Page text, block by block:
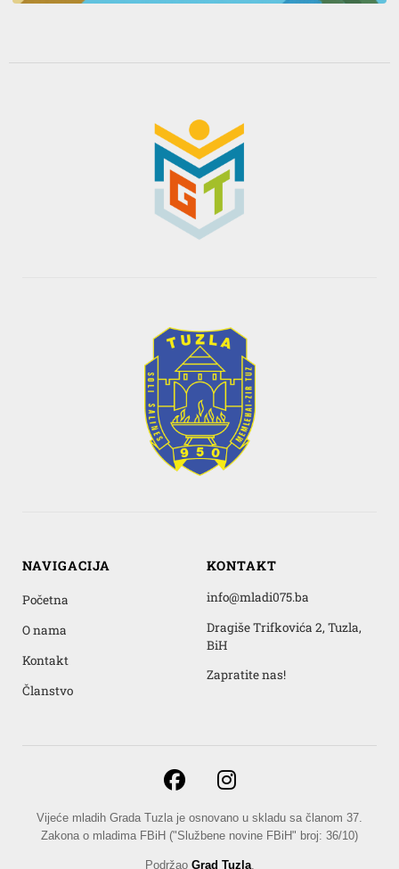
NAVIGACIJA
Početna
O nama
Kontakt
Članstvo
KONTAKT
info@mladi075.ba
Dragiše Trifkovića 2, Tuzla,
BiH
Zapratite nas!
Vijeće mladih Grada Tuzla je osnovano u skladu sa članom 37.
Zakona o mladima FBiH ("Službene novine FBiH" broj: 36/10)
Podržao Grad Tuzla.